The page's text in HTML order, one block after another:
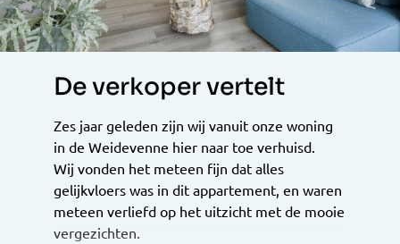
De verkoper vertelt
Zes jaar geleden zijn wij vanuit onze woning
in de Weidevenne hier naar toe verhuisd.
Wij vonden het meteen fijn dat alles
gelijkvloers was in dit appartement, en waren
meteen verliefd op het uitzicht met de mooie
vergezichten.